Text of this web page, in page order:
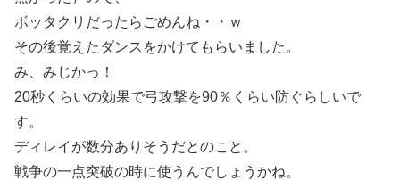
ボッタクリだったらごめんね・・ｗ
その後覚えたダンスをかけてもらいました。
み、みじかっ！
20秒くらいの効果で弓攻撃を90％くらい防ぐらしいで
す。
ディレイが数分ありそうだとのこと。
戦争の一点突破の時に使うんでしょうかね。